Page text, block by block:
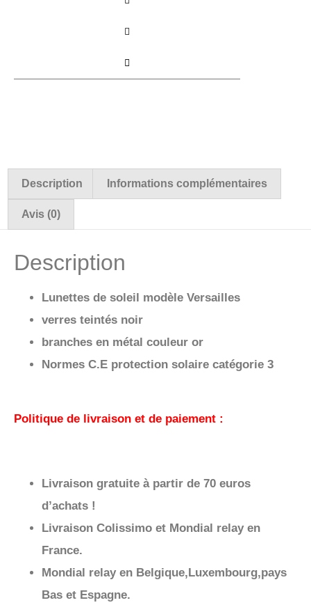
Description Informations complémentaires
Avis (0)
Description
Lunettes de soleil modèle Versailles
verres teintés noir
branches en métal couleur or
Normes C.E protection solaire catégorie 3
Politique de livraison et de paiement :
Livraison gratuite à partir de 70 euros
d’achats !
Livraison Colissimo et Mondial relay en
France.
Mondial relay en Belgique,Luxembourg,pays
Bas et Espagne.